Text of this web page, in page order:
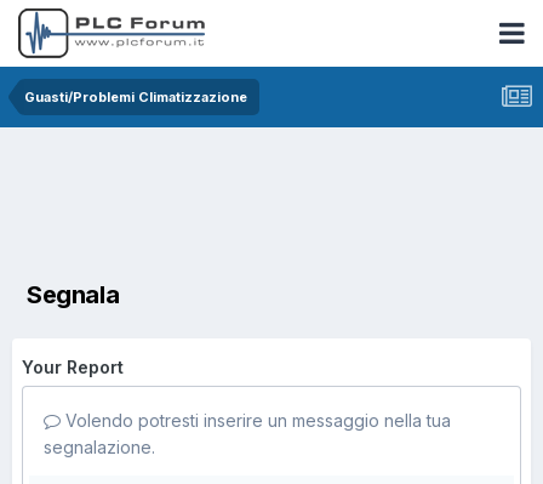
Guasti/Problemi Climatizzazione
Segnala
Your Report
Volendo potresti inserire un messaggio nella tua
segnalazione.